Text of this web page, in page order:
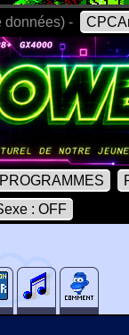
données) -
: OFF